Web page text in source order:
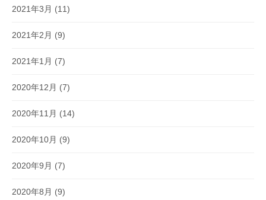
2021年3月 (11)
2021年2月 (9)
2021年1月 (7)
2020年12月 (7)
2020年11月 (14)
2020年10月 (9)
2020年9月 (7)
2020年8月 (9)